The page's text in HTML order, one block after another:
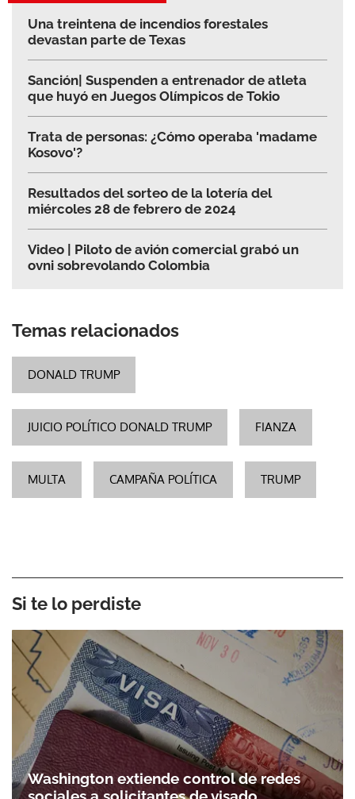
Una treintena de incendios forestales
devastan parte de Texas
Sanción| Suspenden a entrenador de atleta
que huyó en Juegos Olímpicos de Tokio
Trata de personas: ¿Cómo operaba 'madame
Kosovo'?
Resultados del sorteo de la lotería del
miércoles 28 de febrero de 2024
Video | Piloto de avión comercial grabó un
ovni sobrevolando Colombia
Temas relacionados
DONALD TRUMP
JUICIO POLÍTICO DONALD TRUMP FIANZA
MULTA CAMPAÑA POLÍTICA TRUMP
Si te lo perdiste
Washington extiende control de redes